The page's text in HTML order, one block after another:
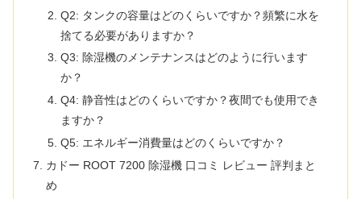
Q2: タンクの容量はどのくらいですか？頻繁に水を
捨てる必要がありますか？
Q3: 除湿機のメンテナンスはどのように行います
か？
Q4: 静音性はどのくらいですか？夜間でも使用でき
ますか？
Q5: エネルギー消費量はどのくらいですか？
カドー ROOT 7200 除湿機 口コミ レビュー 評判まと
め